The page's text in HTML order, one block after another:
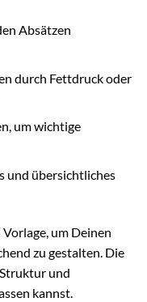
Absätzen
durch Fettdruck oder
um wichtige
und übersichtliches
um Deinen
zu gestalten. Die
und
kannst.